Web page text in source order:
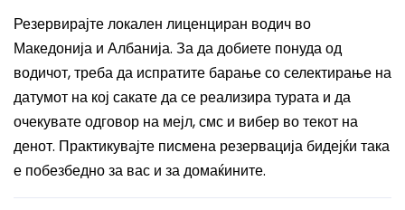
Резервирајте локален лиценциран водич во
Македонија и Албанија. За да добиете понуда од
водичот, треба да испратите барање со селектирање на
датумот на кој сакате да се реализира турата и да
очекувате одговор на мејл, смс и вибер во текот на
денот. Практикувајте писмена резервација бидејќи така
е побезбедно за вас и за домаќините.